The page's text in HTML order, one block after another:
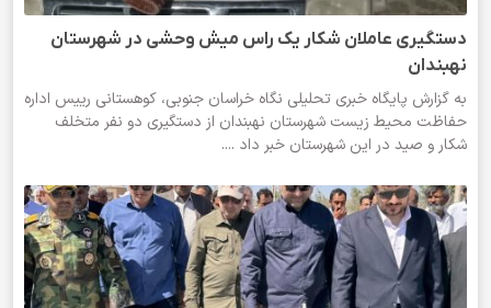
دستگیری عاملان شکار یک راس میش وحشی در شهرستان
نهبندان
به گزارش پایگاه خبری تحلیلی نگاه خراسان جنوبی، کوهستانی رییس اداره
حفاظت محیط زیست شهرستان نهبندان از دستگیری دو نفر متخلف
شکار و صید در این شهرستان خبر داد ....